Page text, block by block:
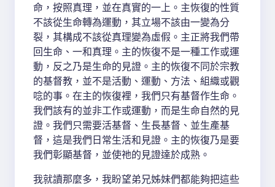
命，按照真理，並在真實的一上。主恢復的性質
不該從生命轉為運動，其立場不該由一變為分
裂，其構成不該從真理變為虛假。主正將我們帶
回生命、一和真理。主的恢復不是一種工作或運
動，反之乃是生命的見證。主的恢復不同於宗教
的基督教，並不是活動、運動、方法、組織或觀
唸的事。在主的恢復裡，我們只有基督作生命。
我們該有的並非工作或運動，而是生命自然的見
證。我們只需要活基督、生長基督、並生產基
督，這是我們日常生活和見證。主的恢復乃是要
我們彰顯基督，並使祂的見證達於成熟。
我就讀那麼多，我盼望弟兄姊妹們都能夠把這些